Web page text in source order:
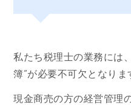
私たち税理士の業務には
簿”が必要不可欠となりま
現金商売の方の経営管理